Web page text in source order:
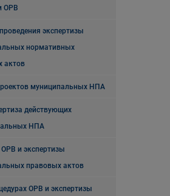
ОРВ
экспертизы
нормативных
актов
муниципальных НПА
действующих
НПА
ОРВ и экспертизы
правовых актов
ОРВ и экспертизы